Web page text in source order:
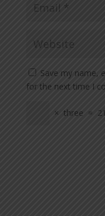
Save my name,
for the next time I
× three = 21